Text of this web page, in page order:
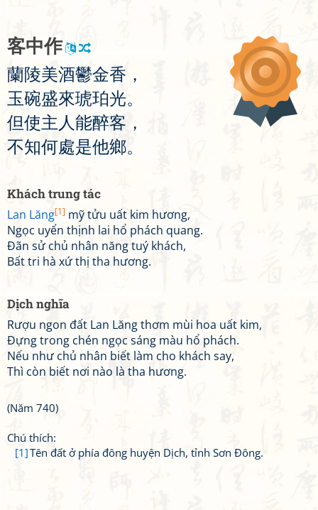
客中作
蘭陵美酒鬱金香 ，
玉碗盛來琥珀光。
但使主 人能醉客 ，
不知何處是他鄉。
Khách trung tác
Lan Lăng[1] mỹ tửu uất kim hương,
Ngọc uyển thịnh lai hổ phách quang.
Đãn sử chủ nhân năng tuý khách,
Bất tri hà xứ thị tha hương.
Dịch nghĩa
Rượu ngon đất Lan Lăng thơm mùi hoa uất kim,
Đựng trong chén ngọc sáng màu hổ phách.
Nếu như chủ nhân biết làm cho khách say,
Thì còn biết nơi nào là tha hương.
(Năm 740)
Chú thích:
[1]Tên đất ở phía đông huyện Dịch, tỉnh Sơn Đông.